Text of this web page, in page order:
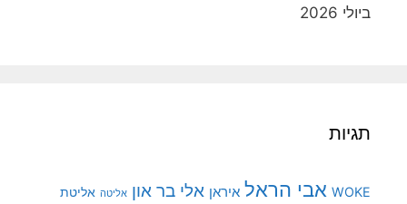
ביולי 2026
תגיות
WOKE אבי הראל איראן אלי בר און אליטה אליטת